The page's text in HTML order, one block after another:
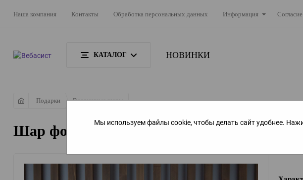
Мы используем файлы cookie, чтобы делать сайт удобнее.
Наша компания Контакты Обработка персональных данных Информация
КАТАЛОГ НОВИНКИ
Подарки Воздушные шары
Шар фольгированный "Сердце"